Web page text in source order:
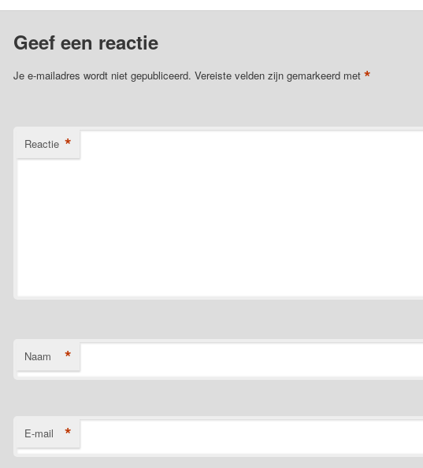
Geef een reactie
Je e-mailadres wordt niet gepubliceerd. Vereiste velden zijn gemarkeerd met*
Reactie *
Naam *
E-mail *